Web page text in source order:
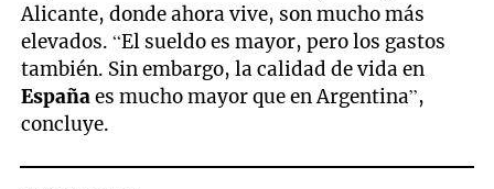
Alicante, donde ahora vive, son mucho más
elevados. “El sueldo es mayor, pero los gastos
también. Sin embargo, la calidad de vida en
Españaes mucho mayor que en Argentina”,
concluye.